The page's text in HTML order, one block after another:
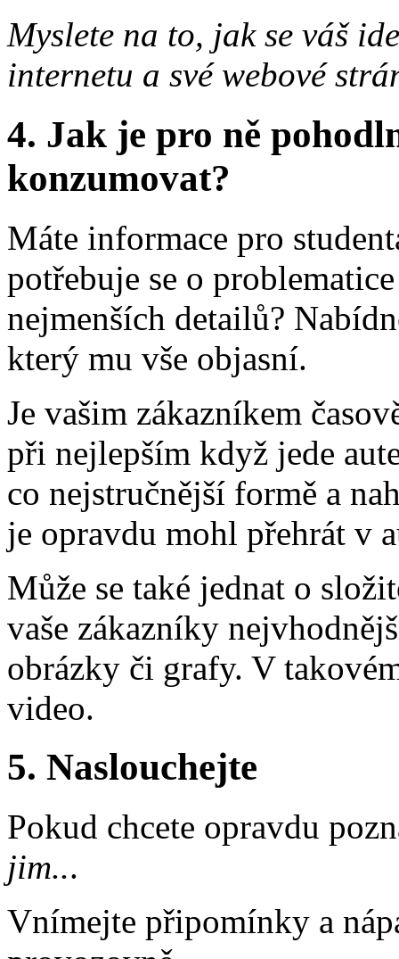
Myslete na to, jak se váš
internetu a své webové
4. Jak je pro ně
konzumovat?
Máte informace pro
potřebuje se o
nejmenších detailů?
který mu vše objasní.
Je vašim zákazníkem
při nejlepším když jede
co nejstručnější formě a
je opravdu mohl přehrát v
Může se také jednat o
vaše zákazníky
obrázky či grafy. V
video.
5. Naslouchejte
Pokud chcete opravdu
jim...
Vnímejte připomínky a